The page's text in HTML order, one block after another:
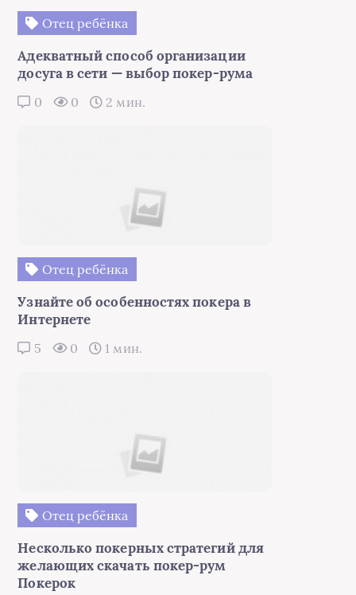
Отец ребёнка
Адекватный способ организации
досуга в сети — выбор покер-рума
0 0 2 мин.
Отец ребёнка
Узнайте об особенностях покера в
Интернете
5 0 1 мин.
Отец ребёнка
Несколько покерных стратегий для
желающих скачать покер-рум
Покерок